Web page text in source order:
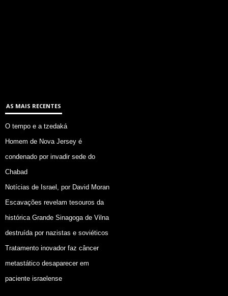
AS MAIS RECENTES
O tempo e a tzedaká
Homem de Nova Jersey é
condenado por invadir sede do
Chabad
Notícias de Israel, por David Moran
Escavações revelam tesouros da
histórica Grande Sinagoga de Vilna
destruída por nazistas e soviéticos
Tratamento inovador faz câncer
metastático desaparecer em
paciente israelense